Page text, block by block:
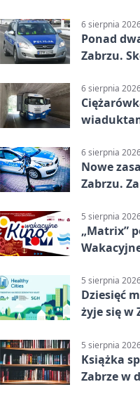
6 sierpnia
Ponad
Zabrzu.
6 sierpnia
6 sierpnia
Nowe
Zabrzu.
5 sierpnia
„Matrix”
5 sierpnia
Dziesięć
żyje się w
5 sierpnia
Książka
Zabrze w